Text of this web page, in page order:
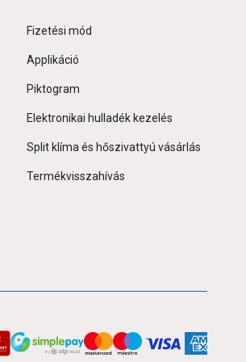
Fizetési mód
Applikáció
Piktogram
Elektronikai hulladék kezelés
Split klíma és hőszivattyú vásárlás
Termékvisszahívás